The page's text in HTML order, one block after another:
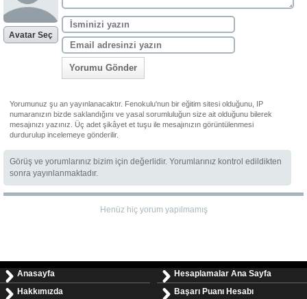
Avatar Seç
Yorumu Gönder
Yorumunuz şu an yayınlanacaktır. Fenokulu'nun bir eğitim sitesi olduğunu, IP
numaranızın bizde saklandığını ve yasal sorumluluğun size ait olduğunu bilerek
mesajınızı yazınız. Üç adet şikâyet et tuşu ile mesajınızın görüntülenmesi
durdurulup incelemeye gönderilir.
Görüş ve yorumlarınız bizim için değerlidir. Yorumlarınız kontrol edildikten
sonra yayınlanmaktadır.
Henüz hiç yorum yapılmamış
Anasayfa
Hakkımızda
Hesaplamalar Ana Sayfa
Başarı Puanı Hesabı